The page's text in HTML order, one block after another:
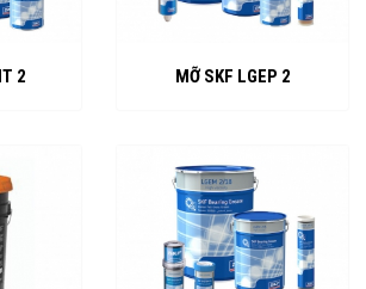
2 MỠ SKF LGEP 2